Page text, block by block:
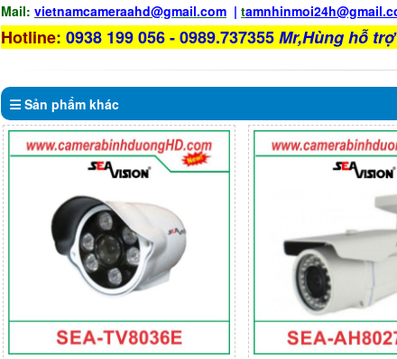
Mail: vietnamcameraahd@gmail.com | t
Hotline: 0938 199 056 - 0989.737355Mr,Hùng hỗ
Sản phẩm khác